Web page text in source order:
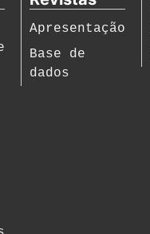
Apresentação
Base de
dados